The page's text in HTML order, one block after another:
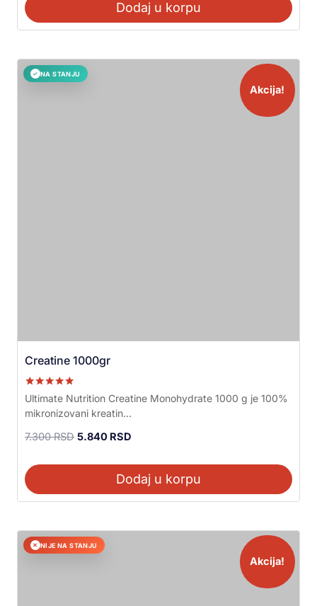
Dodaj u korpu
✓ NA STANJU
Akcija!
Creatine 1000gr
Ocenjeno sa
5.00
od 5
Ultimate Nutrition Creatine Monohydrate 1000 g je 100%
mikronizovani kreatin...
7.300RSD 5.840 RSD
Dodaj u korpu
✕ NIJE NA STANJU
Akcija!